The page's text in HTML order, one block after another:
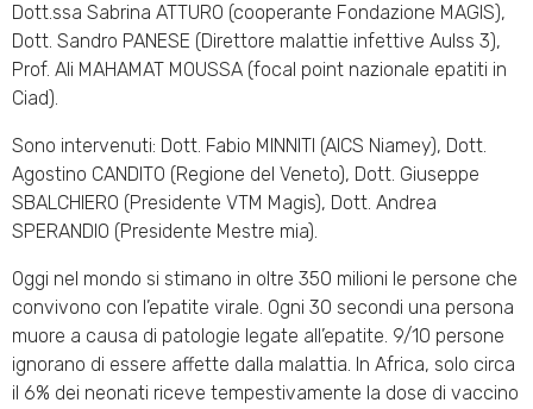
Dott.ssa Sabrina ATTURO (cooperante Fondazione MAGIS),
Dott. Sandro PANESE (Direttore malattie infettive Aulss 3),
Prof. Ali MAHAMAT MOUSSA (focal point nazionale epatiti in
Ciad).
Sono intervenuti: Dott. Fabio MINNITI (AICS Niamey), Dott.
Agostino CANDITO (Regione del Veneto), Dott. Giuseppe
SBALCHIERO (Presidente VTM Magis), Dott. Andrea
SPERANDIO (Presidente Mestre mia).
Oggi nel mondo si stimano in oltre 350 milioni le persone che
convivono con l’epatite virale. Ogni 30 secondi una persona
muore a causa di patologie legate all’epatite. 9/10 persone
ignorano di essere affette dalla malattia. In Africa, solo circa
il 6% dei neonati riceve tempestivamente la dose di vaccino